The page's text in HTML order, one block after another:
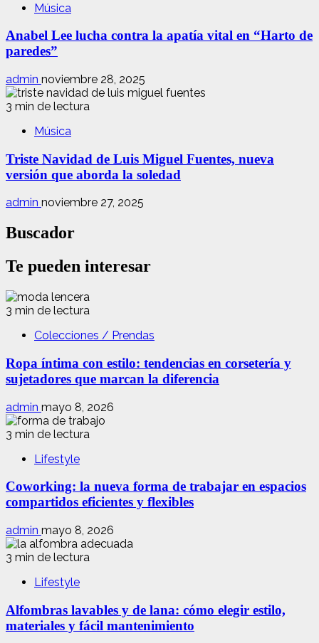
Música
Anabel Lee lucha contra la apatía vital en “Harto de
paredes”
admin noviembre 28, 2025
3 min de lectura
Música
Triste Navidad de Luis Miguel Fuentes, nueva
versión que aborda la soledad
admin noviembre 27, 2025
Buscador
Te pueden interesar
3 min de lectura
Colecciones / Prendas
Ropa íntima con estilo: tendencias en corsetería y
sujetadores que marcan la diferencia
admin mayo 8, 2026
3 min de lectura
Lifestyle
Coworking: la nueva forma de trabajar en espacios
compartidos eficientes y flexibles
admin mayo 8, 2026
3 min de lectura
Lifestyle
Alfombras lavables y de lana: cómo elegir estilo,
materiales y fácil mantenimiento